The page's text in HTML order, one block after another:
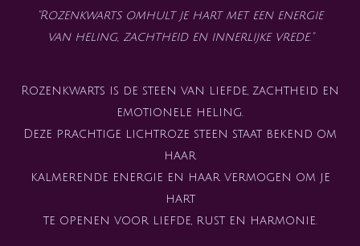
"Rozenkwarts omhult je hart met een energie
van heling, zachtheid en innerlijke vrede."
Rozenkwarts is de steen van liefde, zachtheid en
emotionele heling.
Deze prachtige lichtroze steen staat bekend om
haar
kalmerende energie en haar vermogen om je
hart
te openen voor liefde, rust en harmonie.